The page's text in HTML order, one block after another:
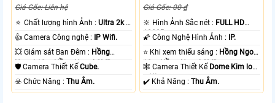
Giá Gốc: Liên hệ
🔅 Chất lượng hình Ảnh :Ultra 2k +
.
👍 Camera Công nghệ :
IP Wifi.
💥 Giám sát Ban Đêm : Hồng
Ngoại 10m Hồng Ngoại SMD.
🛡 Camera Thiết KếCube.
️☣️ Chức Năng :Thu Âm.
Giá Gốc: 00 ₫
🔆 Hình Ảnh Sắc nét : FULL HD
1080P .
🌠 Công Nghệ Hình Ảnh :
IP.
⭐ Khi xem thiếu sáng : Hồng Ngoại
10m Hồng Ngoại SMD.
🕸️ Camera Thiết Kế Dome Kim loại
+ Nhựa.
️✔️ Khả Năng :Thu Âm.